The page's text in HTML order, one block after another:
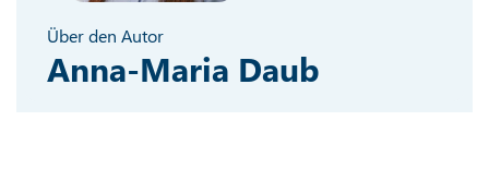
Über den Autor
Anna-Maria Daub